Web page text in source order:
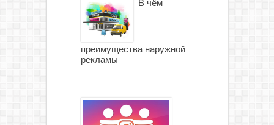
В чём
преимущества наружной
рекламы